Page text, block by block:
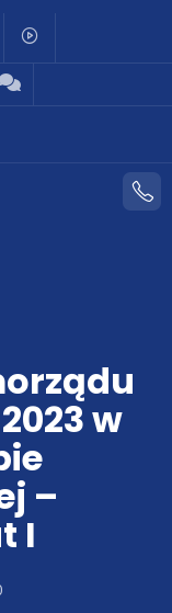
w
–
I